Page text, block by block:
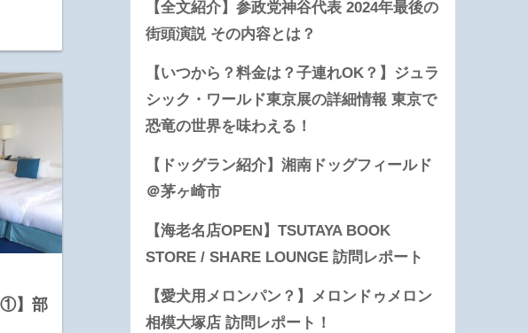
①】部
【全文紹介】参政党神谷代表 2024年最後の
街頭演説 その内容とは？
【いつから？料金は？子連れOK？】ジュラ
シック・ワールド東京展の詳細情報 東京で
恐竜の世界を味わえる！
【ドッグラン紹介】湘南ドッグフィールド
＠茅ヶ崎市
【海老名店OPEN】TSUTAYA BOOK
STORE / SHARE LOUNGE 訪問レポート
【愛犬用メロンパン？】メロンドゥメロン
相模大塚店 訪問レポート！